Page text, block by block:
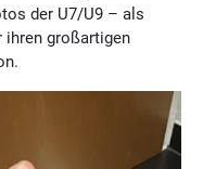
der U7/U9 – als
ihren großartigen